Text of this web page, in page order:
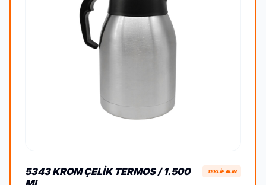
5343 KROM ÇELIK TERMOS / 1.500
TEKLİF ALIN